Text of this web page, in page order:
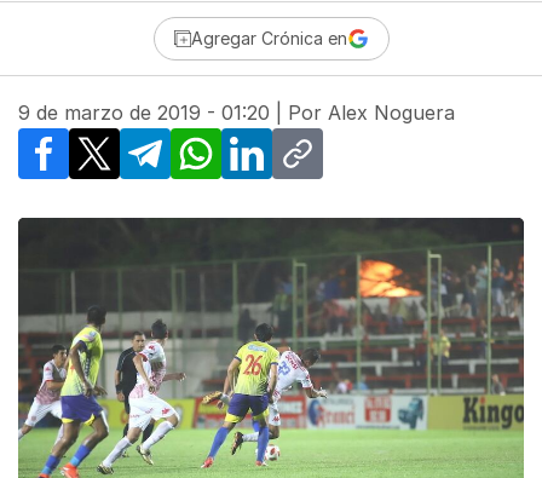
Agregar Crónica en
9 de marzo de 2019 - 01:20 | Por Alex Noguera
Facebook
X TelegramWhatsApp
LinkedInCopy link